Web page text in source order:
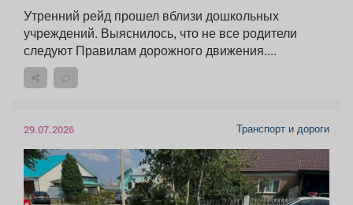
Утренний рейд прошел вблизи дошкольных
учреждений. Выяснилось, что не все родители
следуют Правилам дорожного движения....
29.07.2026 Транспорт и дороги